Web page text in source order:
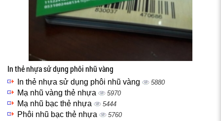
In thẻ nhựa sử dụng phôi nhũ vàng
In thẻ nhựa sử dụng phôi nhũ vàng 5880
Mạ nhũ vàng thẻ nhựa 5970
Mạ nhũ bạc thẻ nhựa 5444
Phôi nhũ bạc thẻ nhựa 5760